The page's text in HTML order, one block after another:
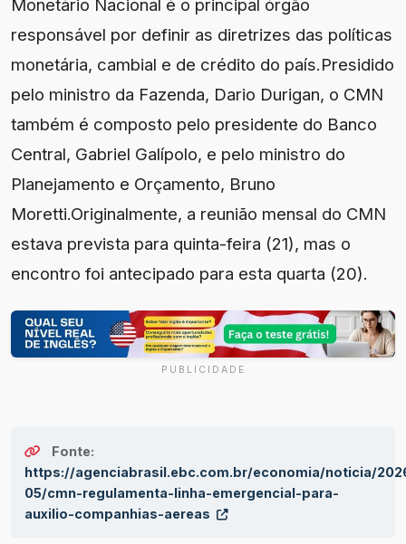
Monetário Nacional é o principal órgão
responsável por definir as diretrizes das políticas
monetária, cambial e de crédito do país.Presidido
pelo ministro da Fazenda, Dario Durigan, o CMN
também é composto pelo presidente do Banco
Central, Gabriel Galípolo, e pelo ministro do
Planejamento e Orçamento, Bruno
Moretti.Originalmente, a reunião mensal do CMN
estava prevista para quinta-feira (21), mas o
encontro foi antecipado para esta quarta (20).
PUBLICIDADE
Fonte:
https://agenciabrasil.ebc.com.br/economia/noticia/
05/cmn-regulamenta-linha-emergencial-para-
auxilio-companhias-aereas